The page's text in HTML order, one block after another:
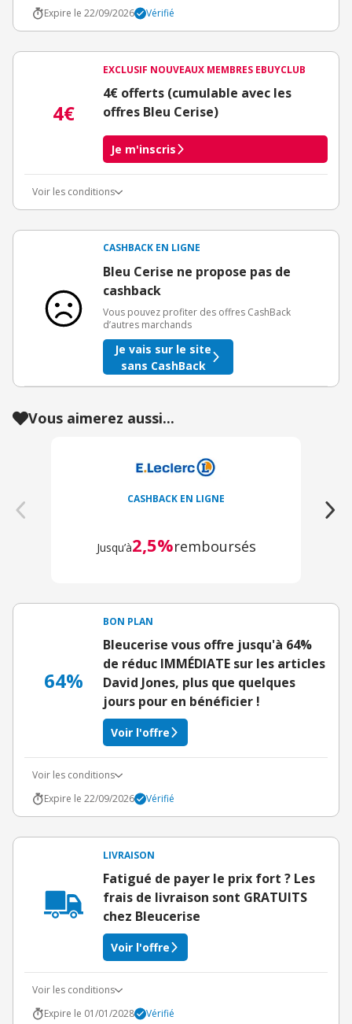
Expire le 22/09/2026
Vérifié
4€
EXCLUSIF NOUVEAUX MEMBRES EBUYCLUB
4€ offerts (cumulable avec les
offres Bleu Cerise)
Je m'inscris
Voir les conditions
3€ de bienvenue crédités immédiatement + 1€ supplémentaire
Offre réservée à une toute première inscription chez eBuyClub.
CASHBACK EN LIGNE
Bleu Cerise ne propose pas de
cashback
Vous pouvez profiter des offres CashBack
d’autres marchands
Je vais sur le site
sans CashBack
Vous aimerez aussi...
CASHBACK EN LIGNE
Jusqu’à2,5%remboursés
64%
BON PLAN
Bleucerise vous offre jusqu'à 64%
de réduc IMMÉDIATE sur les articles
David Jones, plus que quelques
jours pour en bénéficier !
Voir l'offre
Voir les conditions
Expire le 22/09/2026
Vérifié
LIVRAISON
Fatigué de payer le prix fort ? Les
frais de livraison sont GRATUITS
chez Bleucerise
Voir l'offre
Voir les conditions
Expire le 01/01/2028
Vérifié